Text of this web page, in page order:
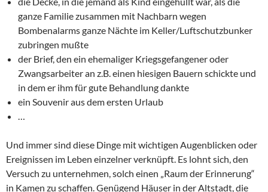
ganze Familie zusammen mit Nachbarn wegen
Bombenalarms ganze Nächte im Keller/Luftschutzbunker
zubringen mußte
der Brief, den ein ehemaliger Kriegsgefangener oder
Zwangsarbeiter an z.B. einen hiesigen Bauern schickte und
in dem er ihm für gute Behandlung dankte
ein Souvenir aus dem ersten Urlaub
…
Und immer sind diese Dinge mit wichtigen Augenblicken oder
Ereignissen im Leben einzelner verknüpft. Es lohnt sich, den
Versuch zu unternehmen, solch einen „Raum der Erinnerung“
in Kamen zu schaffen. Genügend Häuser in der Altstadt, die